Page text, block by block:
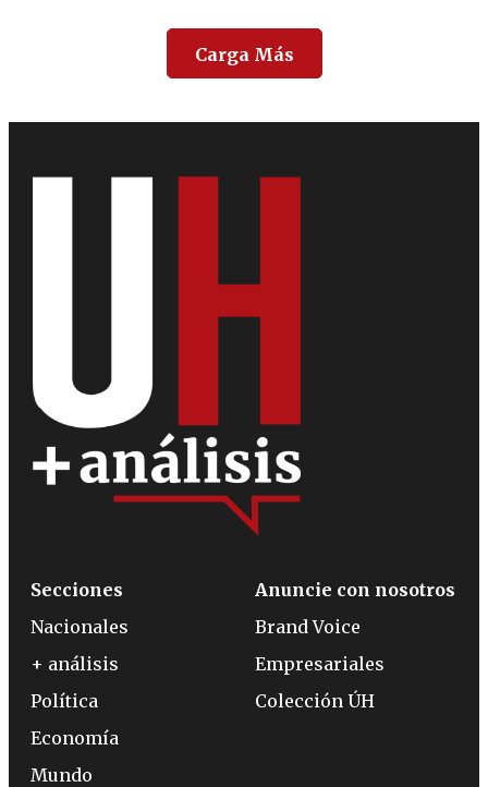
Carga Más
Secciones
Nacionales
+ análisis
Política
Economía
Mundo
Anuncie con nosotros
Brand Voice
Empresariales
Colección ÚH